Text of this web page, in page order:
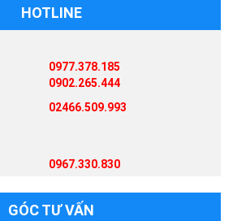
HOTLINE
0977.378.185
0902.265.444
02466.509.993
0967.330.830
GÓC TƯ VẤN